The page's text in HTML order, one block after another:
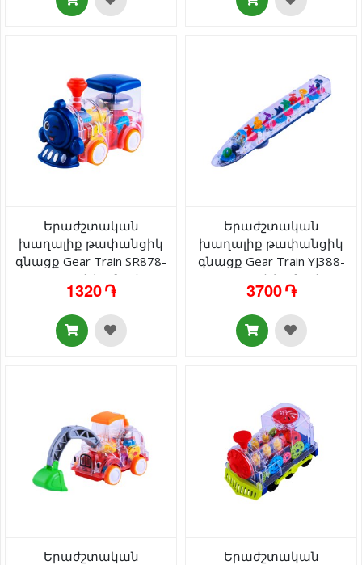
Երաժշտական
խաղալիք թափանցիկ
գնացք Gear Train SR878-
08 լույսով/ձայնով 3+
1320 ֏
Երաժշտական
խաղալիք թափանցիկ
գնացք Gear Train YJ388-
63 լույսով/ձայնով 3+
3700 ֏
Երաժշտական
Երաժշտական